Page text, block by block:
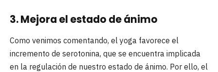
3. Mejora el estado de ánimo
Como venimos comentando, el yoga favorece el
incremento de serotonina, que se encuentra implicada
en la regulación de nuestro estado de ánimo. Por ello, el